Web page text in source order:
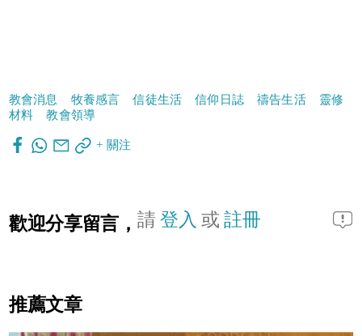
教會消息 牧養感言 信徒生活 信仰日誌 禱告生活
靈修
材料
教會領導
+ 關注
歡迎分享留言， 請登入 或註冊
推薦文章